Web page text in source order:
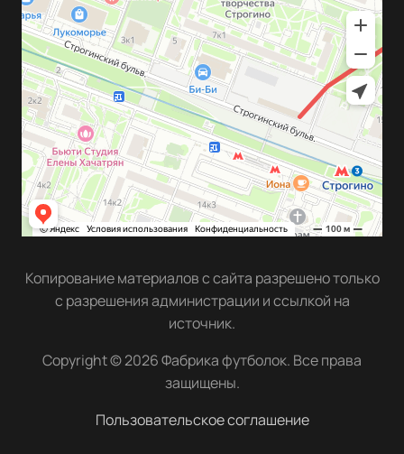
Копирование материалов с сайта разрешено только
с разрешения администрации и ссылкой на
источник.
Copyright © 2026 Фабрика футболок. Все права
защищены.
Пользовательское соглашение